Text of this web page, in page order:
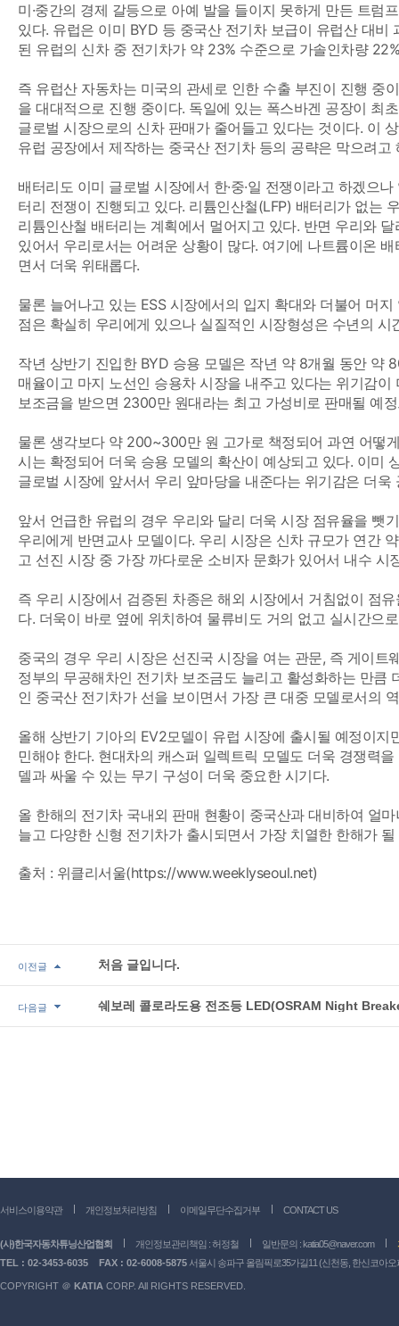
미·중간의 경제 갈등으로 아예 발을 들이지 못하게 만든 트
있다. 유럽은 이미 BYD 등 중국산 전기차 보급이 유럽산 대
된 유럽의 신차 중 전기차가 약 23% 수준으로 가솔인차량
즉 유럽산 자동차는 미국의 관세로 인한 수출 부진이 진행 중
을 대대적으로 진행 중이다. 독일에 있는 폭스바겐 공장이 최
글로벌 시장으로의 신차 판매가 줄어들고 있다는 것이다. 이
유럽 공장에서 제작하는 중국산 전기차 등의 공략은 막으려고
배터리도 이미 글로벌 시장에서 한·중·일 전쟁이라고 하겠으
터리 전쟁이 진행되고 있다. 리튬인산철(LFP) 배터리가 없는
리튬인산철 배터리는 계획에서 멀어지고 있다. 반면 우리와
있어서 우리로서는 어려운 상황이 많다. 여기에 나트륨이온
면서 더욱 위태롭다.
물론 늘어나고 있는 ESS 시장에서의 입지 확대와 더불어 머
점은 확실히 우리에게 있으나 실질적인 시장형성은 수년의
작년 상반기 진입한 BYD 승용 모델은 작년 약 8개월 동안 약
매율이고 마지 노선인 승용차 시장을 내주고 있다는 위기감
보조금을 받으면 2300만 원대라는 최고 가성비로 판매될 예
물론 생각보다 약 200~300만 원 고가로 책정되어 과연 어떻
시는 확정되어 더욱 승용 모델의 확산이 예상되고 있다. 이미
글로벌 시장에 앞서서 우리 앞마당을 내준다는 위기감은 더욱
앞서 언급한 유럽의 경우 우리와 달리 더욱 시장 점유율을 뺏
우리에게 반면교사 모델이다. 우리 시장은 신차 규모가 연간
고 선진 시장 중 가장 까다로운 소비자 문화가 있어서 내수 시
즉 우리 시장에서 검증된 차종은 해외 시장에서 거침없이 점
다. 더욱이 바로 옆에 위치하여 물류비도 거의 없고 실시간으
중국의 경우 우리 시장은 선진국 시장을 여는 관문, 즉 게이
정부의 무공해차인 전기차 보조금도 늘리고 활성화하는 만
인 중국산 전기차가 선을 보이면서 가장 큰 대중 모델로서의
올해 상반기 기아의 EV2모델이 유럽 시장에 출시될 예정이
민해야 한다. 현대차의 캐스퍼 일렉트릭 모델도 더욱 경쟁력
델과 싸울 수 있는 무기 구성이 더욱 중요한 시기다.
올 한해의 전기차 국내외 판매 현황이 중국산과 대비하여 얼
늘고 다양한 신형 전기차가 출시되면서 가장 치열한 한해가
출처 : 위클리서울(https://www.weeklyseoul.net)
이전글 처음 글입니다.
다음글 쉐보레 콜로라도용 전조등 LED(OSRAM Night
서비스이용약관 개인정보처리방침 이메일무단수집거부 CONTACT US
(사)한국자동차튜닝산업협회 개인정보관리책임 : 허정철 일반문의 :katia05@naver.com
TEL : 02-3453-6035
FAX : 02-6008-5875 서울시 송파구 올림픽로35가길11 (신천동, 한신코아오
COPYRIGHT ＠ KATIA CORP. All RIGHTS RESERVED.